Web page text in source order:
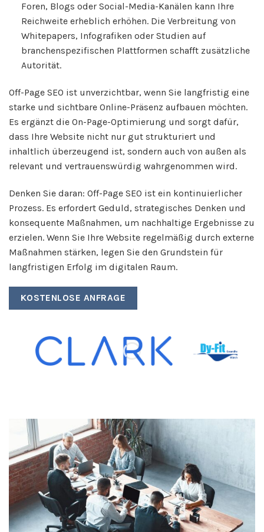
Foren, Blogs oder Social-Media-Kanälen kann Ihre
Reichweite erheblich erhöhen. Die Verbreitung von
Whitepapers, Infografiken oder Studien auf
branchenspezifischen Plattformen schafft zusätzliche
Autorität.
Off-Page SEO ist unverzichtbar, wenn Sie langfristig eine
starke und sichtbare Online-Präsenz aufbauen möchten.
Es ergänzt die On-Page-Optimierung und sorgt dafür,
dass Ihre Website nicht nur gut strukturiert und
inhaltlich überzeugend ist, sondern auch von außen als
relevant und vertrauenswürdig wahrgenommen wird.
Denken Sie daran: Off-Page SEO ist ein kontinuierlicher
Prozess. Es erfordert Geduld, strategisches Denken und
konsequente Maßnahmen, um nachhaltige Ergebnisse zu
erzielen. Wenn Sie Ihre Website regelmäßig durch externe
Maßnahmen stärken, legen Sie den Grundstein für
langfristigen Erfolg im digitalen Raum.
KOSTENLOSE ANFRAGE